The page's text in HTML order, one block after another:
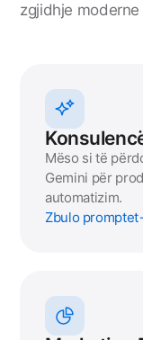
zgjidhje
Mëso si të
Gemini për
automatizim.
Zbulo promptet